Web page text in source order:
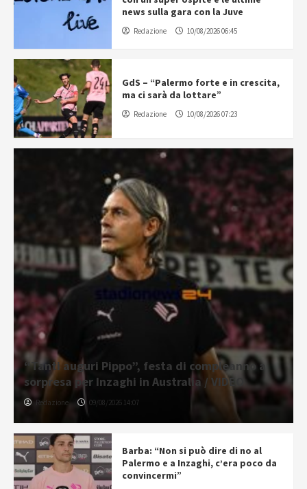
news sulla gara con la Juve
Redazione 10/08/2026 06:45
GdS – “Palermo forte e in crescita,
ma ci sarà da lottare”
Redazione 10/08/2026 07:23
“Tanti auguri Pippo”, festa di compleanno a
sorpresa per Inzaghi in Australia / VIDEO
Redazione 09/08/2026 14:07
Barba: “Non si può dire di no al
Palermo e a Inzaghi, c’era poco da
convincermi”